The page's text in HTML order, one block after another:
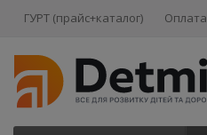
ГУРТ (прайс+каталог) Оплата